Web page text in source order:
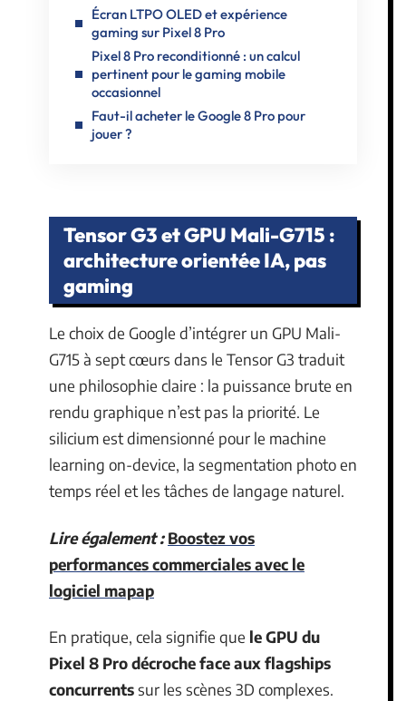
Écran LTPO OLED et expérience
gaming sur Pixel 8 Pro
Pixel 8 Pro reconditionné : un calcul
pertinent pour le gaming mobile
occasionnel
Faut-il acheter le Google 8 Pro pour
jouer ?
Tensor G3 et GPU Mali-G715 :
architecture orientée IA, pas
gaming
Le choix de Google d’intégrer un GPU Mali-
G715 à sept cœurs dans le Tensor G3 traduit
une philosophie claire : la puissance brute en
rendu graphique n’est pas la priorité. Le
silicium est dimensionné pour le machine
learning on-device, la segmentation photo en
temps réel et les tâches de langage naturel.
Lire également : Boostez vos
performances commerciales avec le
logiciel mapap
En pratique, cela signifie que le GPU du
Pixel 8 Pro décroche face aux flagships
concurrentssur les scènes 3D complexes.